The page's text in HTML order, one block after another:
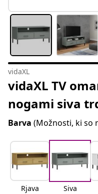
vidaXL
vidaXL TV
nogami siva
Barva (Možnosti, ki so
Rjava Siva